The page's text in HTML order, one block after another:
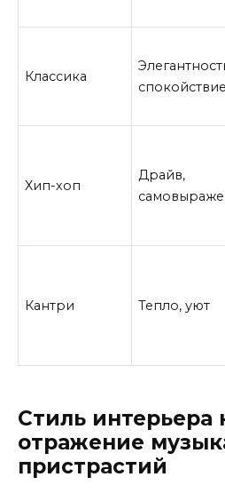
Классика
спокойствие
Хип-хоп
Драйв,
Кантри Тепло, уют
Стиль интерьера
отражение
пристрастий